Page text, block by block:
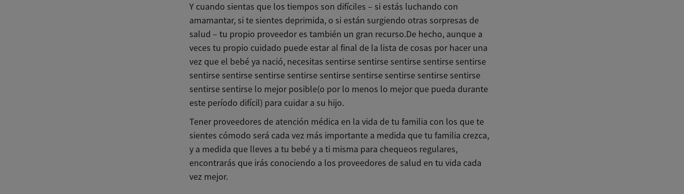
Y cuando sientas que los tiempos son difíciles – si estás luchando con
amamantar, si te sientes deprimida, o si están surgiendo otras sorpresas de
salud – tu propio proveedor es también un gran recurso.De hecho, aunque a
veces tu propio cuidado puede estar al final de la lista de cosas por hacer una
vez que el bebé ya nació, necesitas sentirse sentirse sentirse sentirse sentirse
sentirse sentirse sentirse sentirse sentirse sentirse sentirse sentirse sentirse
sentirse sentirse lo mejor posible(o por lo menos lo mejor que pueda durante
este período difícil) para cuidar a su hijo.
Tener proveedores de atención médica en la vida de tu familia con los que te
sientes cómodo será cada vez más importante a medida que tu familia crezca,
y a medida que lleves a tu bebé y a ti misma para chequeos regulares,
encontrarás que irás conociendo a los proveedores de salud en tu vida cada
vez mejor.